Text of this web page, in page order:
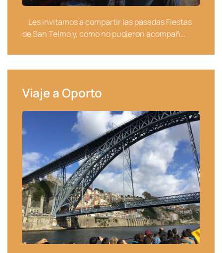
Les invitamos a compartir las pasadas Fiestas
de San Telmo y, como no pudieron acompañ…
Viaje a Oporto